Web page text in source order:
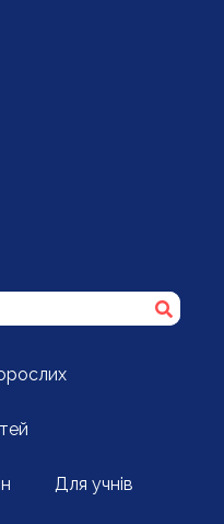
Для учнів